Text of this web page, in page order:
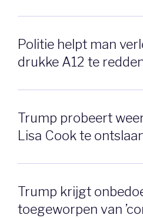
Politie helpt man
drukke A12 te
Trump probeert
Lisa Cook te
Trump krijgt
toegeworpen van